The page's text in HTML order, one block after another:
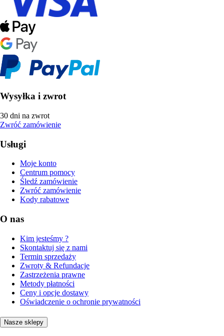
Wysyłka i zwrot
30 dni na zwrot
Zwróć zamówienie
Usługi
Moje konto
Centrum pomocy
Śledź zamówienie
Zwróć zamówienie
Kody rabatowe
O nas
Kim jesteśmy ?
Skontaktuj się z nami
Termin sprzedaży
Zwroty & Refundacje
Zastrzeżenia prawne
Metody płatności
Ceny i opcje dostawy
Oświadczenie o ochronie prywatności
Nasze sklepy